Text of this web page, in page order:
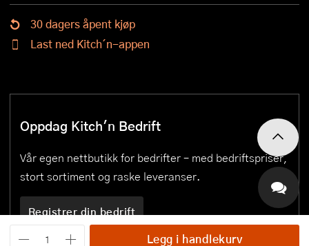
Legg i handlekurv
30 dagers åpent kjøp
Last ned Kitch´n-appen
Oppdag Kitch'n Bedrift
Vår egen nettbutikk for bedrifter – med bedriftspriser,
stort sortiment og raske leveranser.
Registrer din bedrift